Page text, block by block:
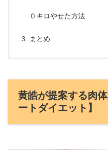
０キロやせた方法
まとめ
黄皓が提案する肉
ートダイエット】